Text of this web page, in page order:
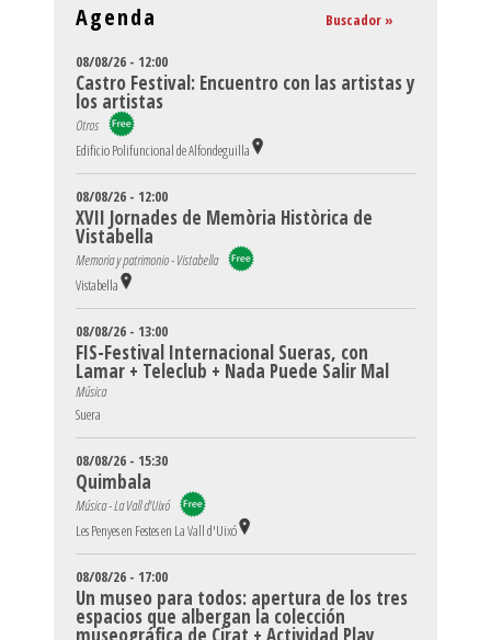
Agenda Buscador »
08/08/26 - 12:00
Castro Festival: Encuentro con las artistas y
los artistas
Otros
Edificio Polifuncional de Alfondeguilla
08/08/26 - 12:00
XVII Jornades de Memòria Històrica de
Vistabella
Memoria y patrimonio - Vistabella
Vistabella
08/08/26 - 13:00
FIS-Festival Internacional Sueras, con
Lamar + Teleclub + Nada Puede Salir Mal
Música
Suera
08/08/26 - 15:30
Quimbala
Música - La Vall d'Uixó
Les Penyes en Festes en La Vall d'Uixó
08/08/26 - 17:00
Un museo para todos: apertura de los tres
espacios que albergan la colección